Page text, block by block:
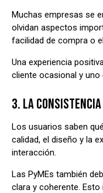
Muchas empresas se
olvidan aspectos
facilidad de compra o
Una experiencia
cliente ocasional y uno
3. LA
Los usuarios saben
calidad, el diseño y la
interacción.
Las PyMEs también
clara y coherente.